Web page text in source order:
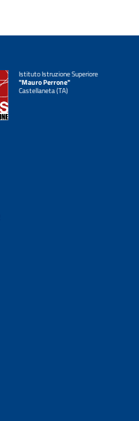
Istituto Istruzione Superiore
"Mauro Perrone"
Castellaneta (TA)